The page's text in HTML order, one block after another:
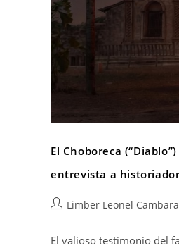
El Choboreca
entrevista a
Limber Leonel
El valioso testimonio del